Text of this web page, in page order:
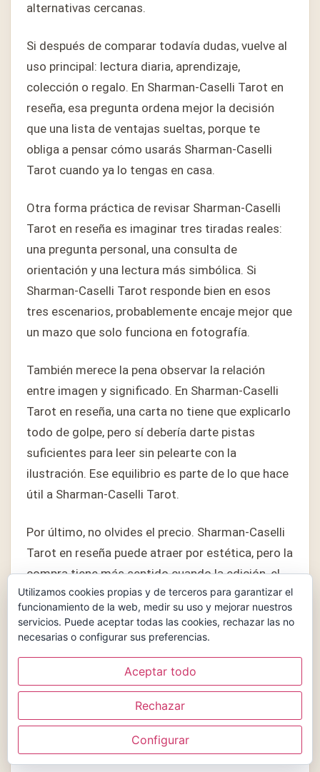
alternativas cercanas.
Si después de comparar todavía dudas, vuelve al
uso principal: lectura diaria, aprendizaje,
colección o regalo. En Sharman-Caselli Tarot en
reseña, esa pregunta ordena mejor la decisión
que una lista de ventajas sueltas, porque te
obliga a pensar cómo usarás Sharman-Caselli
Tarot cuando ya lo tengas en casa.
Otra forma práctica de revisar Sharman-Caselli
Tarot en reseña es imaginar tres tiradas reales:
una pregunta personal, una consulta de
orientación y una lectura más simbólica. Si
Sharman-Caselli Tarot responde bien en esos
tres escenarios, probablemente encaje mejor que
un mazo que solo funciona en fotografía.
También merece la pena observar la relación
entre imagen y significado. En Sharman-Caselli
Tarot en reseña, una carta no tiene que explicarlo
todo de golpe, pero sí debería darte pistas
suficientes para leer sin pelearte con la
ilustración. Ese equilibrio es parte de lo que hace
útil a Sharman-Caselli Tarot.
Por último, no olvides el precio. Sharman-Caselli
Tarot en reseña puede atraer por estética, pero la
compra tiene más sentido cuando la edición, el
estado, el idioma y la disponibilidad acompañan.
Si alguno de esos puntos falla, conviene esperar
o comparar Sharman-Caselli Tarot con
alternativas cercanas.
Si después de comparar todavía dudas, vuelve al
uso principal: lectura diaria, aprendizaje,
colección o regalo. En Sharman-Caselli Tarot en
reseña, esa pregunta ordena mejor la decisión
Utilizamos cookies propias y de terceros para garantizar el
funcionamiento de la web, medir su uso y mejorar nuestros
servicios. Puede aceptar todas las cookies, rechazar las no
necesarias o configurar sus preferencias.
Aceptar todo
Rechazar
Configurar